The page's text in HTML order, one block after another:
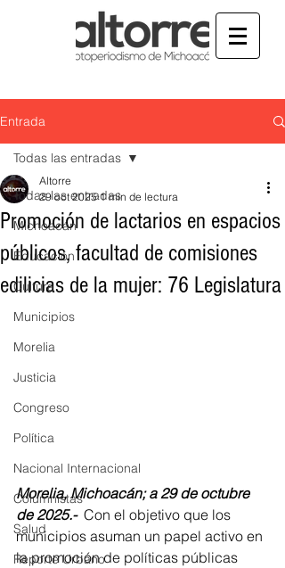
Entrada
Todas las entradas
Michoacán
Educación
Cultura
Municipios
Morelia
Justicia
Congreso
Política
Nacional Internacional
Columnistas
Salud
Reporte Urbano
Todas las entradas
Promoción de lactarios en espacios
públicos, facultad de comisiones
edilicias de la mujer: 76 Legislatura
Altorre
29 oct 2025 1 min de lectura
Morelia, Michoacán; a 29 de octubre
de 2025.- Con el objetivo que los
municipios asuman un papel activo en
la promoción de políticas públicas